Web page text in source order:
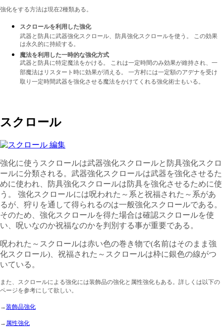
強化をする方法は現在2種類ある。
スクロールを利用した強化
武器と防具に武器強化スクロール、防具強化スクロールを使う。 この効果
は永久的に持続する。
魔法を利用した一時的な強化方式
武器と防具に特定魔法をかける。 これは一定時間のみ効果が維持され、一
部魔法はリスタート時に効果が消える。 一方村には一定額のアデナを受け
取り一定時間武器を強化させる魔法をかけてくれる強化術士もいる。
スクロール
強化に使うスクロールは武器強化スクロールと防具強化スクロ
ールに分類される。武器強化スクロールは武器を強化させるた
めに使われ、防具強化スクロールは防具を強化させるために使
う。 強化スクロールには呪われた～系と祝福された～系があ
るが、狩りを通して得られるのは一般強化スクロールである。
そのため、強化スクロールを得た場合は確認スクロールを使
い、呪いなのか祝福なのかを判別する事が重要である。
呪われた～スクロールは赤い色の巻き物で(名前はそのまま強
化スクロール)、 祝福された～スクロールは枠に銀色の線がつ
いている。
また、スクロールによる強化には装飾品の強化と属性強化もある。詳しくは以下の
ページを参考にして欲しい。
→装飾品強化
→ 属性強化